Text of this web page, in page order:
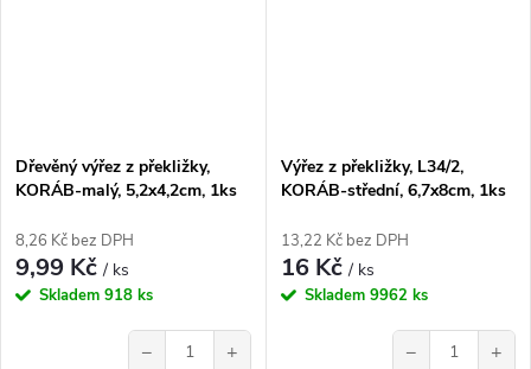
Dřevěný výřez z překližky,
KORÁB-malý, 5,2x4,2cm, 1ks
8,26 Kč bez DPH
9,99 Kč/ ks
Skladem 918 ks
− +
Výřez z překližky, L34/2,
KORÁB-střední, 6,7x8cm, 1ks
13,22 Kč bez DPH
16 Kč/ ks
Skladem 9962 ks
− +